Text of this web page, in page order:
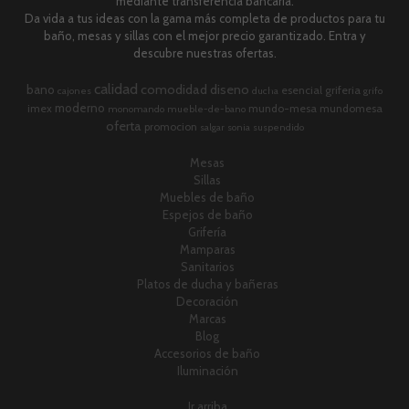
Da vida a tus ideas con la gama más completa de productos para tu
baño, mesas y sillas con el mejor precio garantizado. Entra y
descubre nuestras ofertas.
bano cajones calidad comodidad diseno ducha esencial griferia grifo
imex moderno monomando mueble-de-bano mundo-mesa mundomesa
oferta promocion salgar sonia suspendido
Mesas
Sillas
Muebles de baño
Espejos de baño
Grifería
Mamparas
Sanitarios
Platos de ducha y bañeras
Decoración
Marcas
Blog
Accesorios de baño
Iluminación